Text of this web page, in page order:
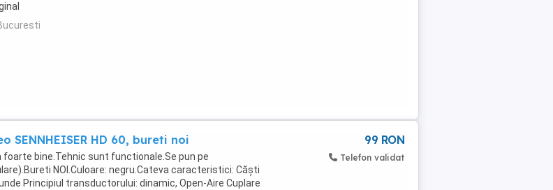
SENNHEISER HD 60, bureti noi
bine.Tehnic sunt functionale.Se pun pe
NOI.Culoare: negru.Cateva caracteristici: Căști
Principiul transductorului: dinamic, Open-Aire Cuplare
99 RON
Telefon validat